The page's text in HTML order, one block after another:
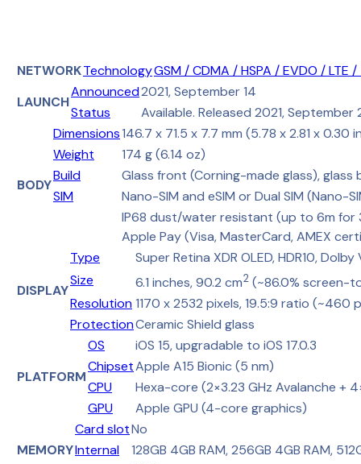
NETWORKTechnologyGSM / CDMA / HSPA / EVDO / LTE
LAUNCH
Announced2021, September 14
Status
Available. Released 2021, September
BODY
Dimensions146.7 x 71.5 x 7.7 mm (5.78 x 2.81 x 0.30
Weight
174 g (6.14 oz)
Build
Glass front (Corning-made glass), glass
SIM
Nano-SIM and eSIM or Dual SIM (Nano-
IP68 dust/water resistant (up to 6m for
Apple Pay (Visa, MasterCard, AMEX
DISPLAY
Type
Super Retina XDR OLED, HDR10,
Size
6.1 inches, 90.2 cm2 (~86.0% screen-
Resolution1170 x 2532 pixels, 19.5:9 ratio (~460
ProtectionCeramic Shield glass
PLATFORM
OS
iOS 15, upgradable to iOS 17.0.3
ChipsetApple A15 Bionic (5 nm)
CPU
Hexa-core (2×3.23 GHz Avalanche +
GPU
Apple GPU (4-core graphics)
MEMORY
Card slotNo
Internal
128GB 4GB RAM, 256GB 4GB RAM,